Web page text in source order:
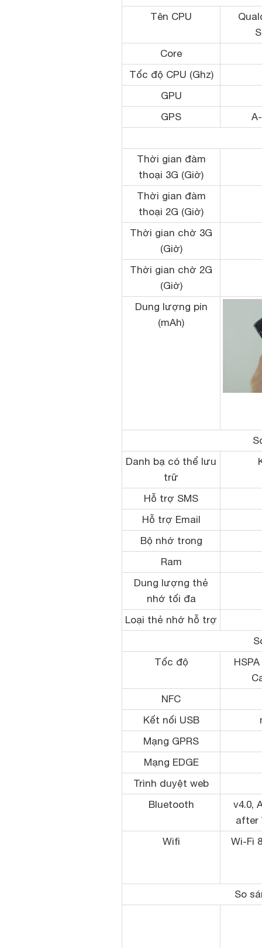
Tên CPU
Core
Tốc độ CPU (Ghz)
GPU
GPS
Thời gian đàm
thoại 3G (Giờ)
Thời gian đàm
thoại 2G (Giờ)
Thời gian chờ 3G
(Giờ)
Thời gian chờ 2G
(Giờ)
Dung lượng pin
(mAh)
Danh bạ có thể lưu
trữ
Hỗ trợ SMS
Hỗ trợ Email
Bộ nhớ trong
Ram
Dung lượng thẻ
nhớ tối đa
Loại thẻ nhớ hỗ trợ
Tốc độ
NFC
Kết nối USB
Mạng GPRS
Mạng EDGE
Trình duyệt web
Bluetooth
v4.0,
after
Wifi
Wi-Fi
So